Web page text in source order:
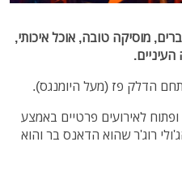
מוסיקה טובה, אוכל איכותי,
הדלק פז (מעל היומנגס).
פתוח בסופ"ש החל מ-21:00 ופתוח לאירועים פרטיים באמצע
רוג'ר שהוא הדאנס בר והוא